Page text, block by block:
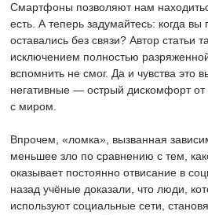
Смартфоны позволяют нам
есть. А теперь задумайтесь: когда вы
оставались без связи? Автор статьи
исключением полностью
вспомнить не смог. Да и чувства это
негативные — острый дискомфорт от
с миром.
Впрочем, «ломка», вызванная
меньшее зло по сравнению с тем,
оказывает постоянно отвисание в
назад учёные доказали, что люди,
используют социальные сети,